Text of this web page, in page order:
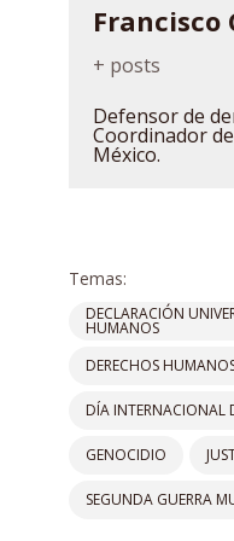
Francisco
+ posts
Defensor de
Coordinador
México.
Temas:
DECLARACIÓN
HUMANOS
DERECHOS
DÍA INTERNACIONAL
GENOCIDIO
SEGUNDA GUERRA